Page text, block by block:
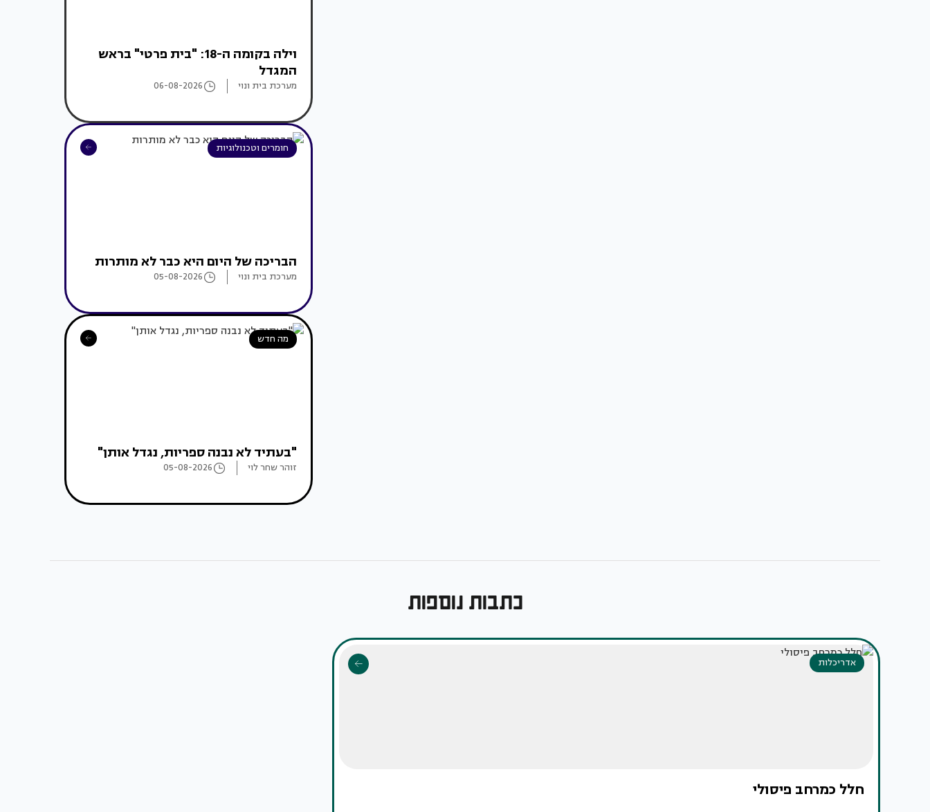
וילה בקומה ה-18: "בית פרטי" בראש
המגדל
מערכת בית ונוי 06-08-2026
חומרים וטכנולוגיות
הבריכה של היום היא כבר לא מותרות
מערכת בית ונוי 05-08-2026
מה חדש
"בעתיד לא נבנה ספריות, נגדל אותן"
זוהר שחר לוי 05-08-2026
כתבות נוספות
אדריכלות
חלל כמרחב פיסולי